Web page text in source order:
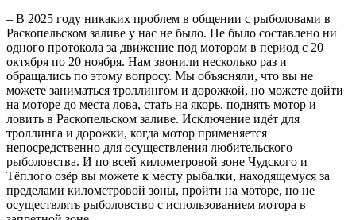
– В 2025 году никаких проблем в общении с рыболовами в
Раскопельском заливе у нас не было. Не было составлено ни
одного протокола за движение под мотором в период с 20
октября по 20 ноября. Нам звонили несколько раз и
обращались по этому вопросу. Мы объясняли, что вы не
можете заниматься троллингом и дорожкой, но можете дойти
на моторе до места лова, стать на якорь, поднять мотор и
ловить в Раскопельском заливе. Исключение идёт для
троллинга и дорожки, когда мотор применяется
непосредственно для осуществления любительского
рыболовства. И по всей километровой зоне Чудского и
Тёплого озёр вы можете к месту рыбалки, находящемуся за
пределами километровой зоны, пройти на моторе, но не
осуществлять рыболовство с использованием мотора в